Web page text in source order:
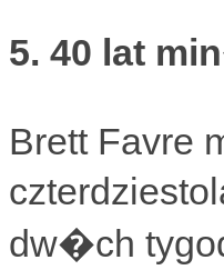
5. 40 lat
Brett Favre
dw�ch